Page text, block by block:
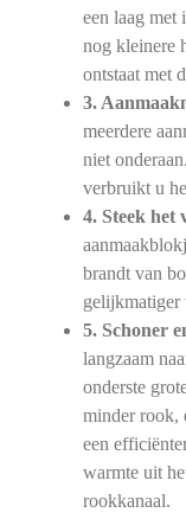
een laag met
nog kleinere
ontstaat met
3.
meerdere
niet
verbruikt u
4. Steek het
brandt van
5. Schoner
langzaam
onderste
minder rook,
een
warmte uit
rookkanaal.